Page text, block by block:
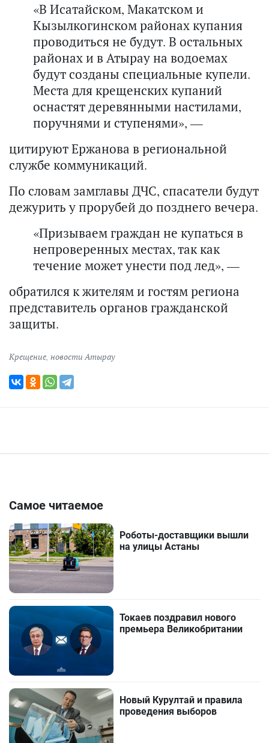
«В Исатайском, Макатском и
Кызылкогинском районах купания
проводиться не будут. В остальных
районах и в Атырау на водоемах
будут созданы специальные купели.
Места для крещенских купаний
оснастят деревянными настилами,
поручнями и ступенями», —
цитируют Ержанова в региональной
службе коммуникаций.
По словам замглавы ДЧС, спасатели будут
дежурить у прорубей до позднего вечера.
«Призываем граждан не купаться в
непроверенных местах, так как
течение может унести под лед», —
обратился к жителям и гостям региона
представитель органов гражданской
защиты.
Крещение, новости Атырау
Самое читаемое
Роботы-доставщики вышли
на улицы Астаны
Токаев поздравил нового
премьера Великобритании
Новый Курултай и правила
проведения выборов